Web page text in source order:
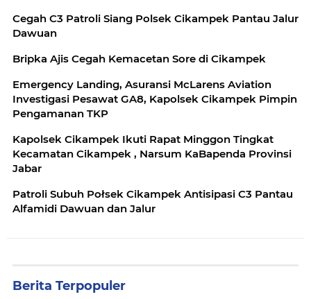
Cegah C3 Patroli Siang Polsek Cikampek Pantau Jalur
Dawuan
Bripka Ajis Cegah Kemacetan Sore di Cikampek
Emergency Landing, Asuransi McLarens Aviation
Investigasi Pesawat GA8, Kapolsek Cikampek Pimpin
Pengamanan TKP
Kapolsek Cikampek Ikuti Rapat Minggon Tingkat
Kecamatan Cikampek , Narsum KaBapenda Provinsi
Jabar
Patroli Subuh Połsek Cikampek Antisipasi C3 Pantau
Alfamidi Dawuan dan Jalur
Berita Terpopuler